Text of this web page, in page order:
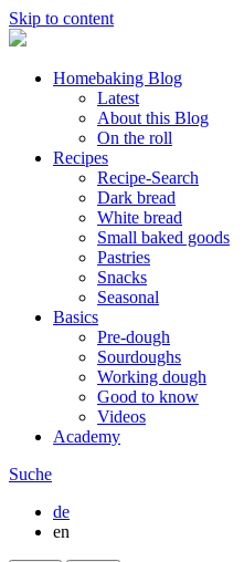
Skip to content
Homebaking Blog
Latest
About this Blog
On the roll
Recipes
Recipe-Search
Dark bread
White bread
Small baked goods
Pastries
Snacks
Seasonal
Basics
Pre-dough
Sourdoughs
Working dough
Good to know
Videos
Academy
Suche
de
en